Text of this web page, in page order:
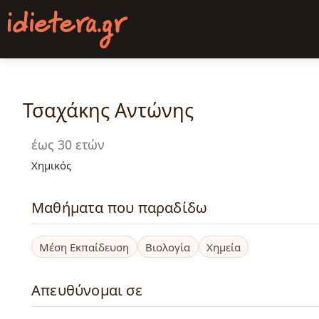
Παράκαμψη
προς
κυρίως
Τσαχάκης Αντώνης
έως 30 ετών
Χημικός
Μαθήματα που παραδίδω
Μέση Εκπαίδευση Βιολογία Χημεία
Απευθύνομαι σε